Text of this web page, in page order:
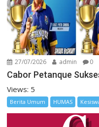
27/07/2026 admin 0
Cabor Petanque
Views: 5
Berita Umum HUMAS